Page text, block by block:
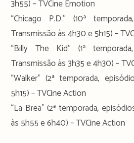
3h55) – TVCine Emotion
“Chicago P.D.” (10ª
Transmissão às 4h30 e 5h15) –
“Billy The Kid” (1ª
Transmissão às 3h35 e 4h30) –
“Walker” (2ª temporada,
5h15) – TVCine Action
“La Brea” (2ª temporada,
às 5h55 e 6h40) – TVCine Action